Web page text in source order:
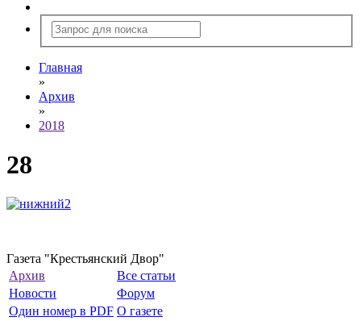
Главная
»
Архив
»
2018
28
Газета "Крестьянский Двор"
Архив
Все статьи
Новости
Форум
Один номер в PDF О газете